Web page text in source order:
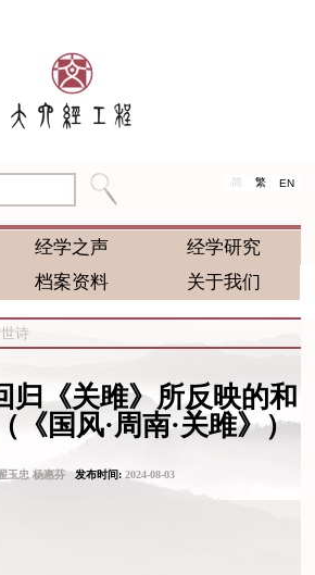
简 繁 EN
经学之声
经学研究
档案资料 关于我们
诗
归《关雎》所反映的和
《国风·周南·关雎》）
玉忠 杨惠芬发布时间: 2024-08-03